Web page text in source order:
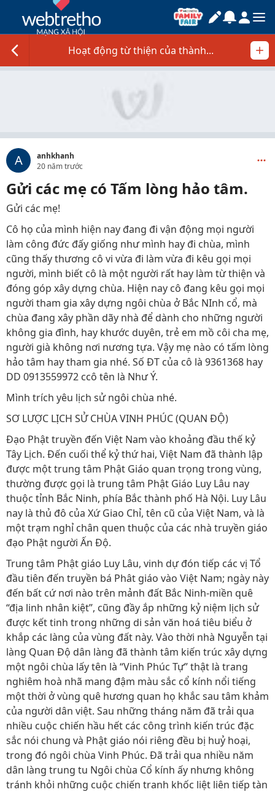
Hoạt động từ thiện của thành...
A
anhkhanh
20 năm trước
Gửi các mẹ có Tấm lòng hảo tâm.
Gửi các mẹ!
Cô họ của mình hiện nay đang đi vận động mọi người
làm công đức đấy giống như mình hay đi chùa, mình
cũng thấy thương cô vi vừa đi làm vừa đi kêu gọi mọi
người, mình biết cô là một người rất hay làm từ thiện và
đóng góp xây dựng chùa. Hiện nay cô đang kêu gọi mọi
người tham gia xây dựng ngôi chùa ở Bắc NInh cổ, mà
chùa đang xây phần dãy nhà để dành cho những người
không gia đình, hay khước duyên, trẻ em mồ côi cha mẹ,
người già không nơi nương tựa. Vậy mẹ nào có tấm lòng
hảo tâm hay tham gia nhé. Số ĐT của cô là 9361368 hay
DD 0913559972 ccô tên là Như Ý.
Mình trích yêu lịch sử ngôi chùa nhé.
SƠ LƯỢC LỊCH SỬ CHÙA VINH PHÚC (QUAN ĐỘ)
Đạo Phật truyền đến Việt Nam vào khoảng đầu thế kỷ
Tây Lịch. Đến cuối thể kỷ thứ hai, Việt Nam đã thành lập
được một trung tâm Phật Giáo quan trọng trong vùng,
thường được gọi là trung tâm Phật Giáo Luy Lâu nay
thuộc tỉnh Bắc Ninh, phía Bắc thành phố Hà Nội. Luy Lâu
nay là thủ đô của Xứ Giao Chỉ, tên cũ của Việt Nam, và là
một trạm nghỉ chân quen thuộc của các nhà truyền giáo
đạo Phật người Ấn Độ.
Trung tâm Phật giáo Luy Lâu, vinh dự đón tiếp các vị Tổ
đầu tiên đến truyền bá Phât giáo vào Việt Nam; ngày này
đến bất cứ nơi nào trên mảnh đất Bắc Ninh-miền quê
“địa linh nhân kiệt”, cũng đầy ắp những kỷ niệm lịch sử
được kết tinh trong những di sản văn hoá tiêu biểu ở
khắp các làng của vùng đất này. Vào thời nhà Nguyễn tại
làng Quan Độ dân làng đã thành tâm kiến trúc xây dựng
một ngôi chùa lấy tên là “Vinh Phúc Tự” thật là trang
nghiêm hoà nhã mang đậm màu sắc cổ kính nổi tiếng
một thời ở vùng quê hương quan họ khắc sau tâm khảm
của người dân việt. Sau những tháng năm đã trải qua
nhiều cuộc chiến hầu hết các công trình kiến trúc đặc
sắc nói chung và Phật giáo nói riêng đều bị huỷ hoại,
trong đó ngôi chùa Vinh Phúc. Đã trải qua nhiều năm
dân làng trung tu Ngôi chùa Cổ kính ấy nhưng không
tránh khỏi những cuộc chiến tranh khốc liệt liên tiếp tàn